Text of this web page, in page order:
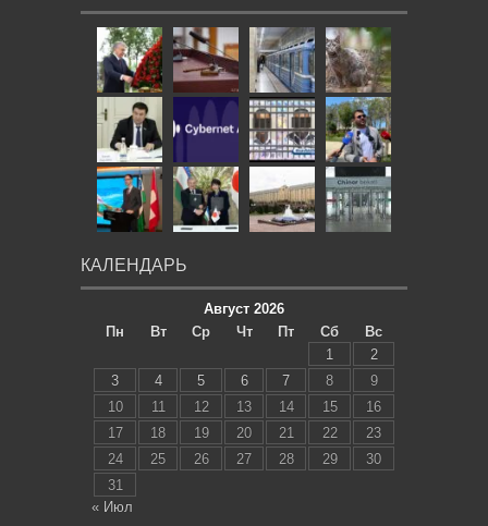
КАЛЕНДАРЬ
Август 2026
Пн
Вт Ср Чт Пт Сб
Вс
1
2
3
4 5 6 7 8
9
10
11 12 13 14 15
16
17
18 19 20 21 22
23
24
25 26 27 28 29
30
31
« Июл